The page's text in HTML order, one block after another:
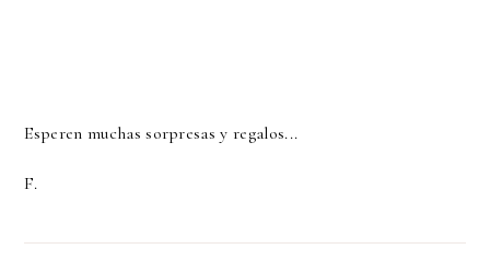
Esperen muchas sorpresas y regalos...
F.